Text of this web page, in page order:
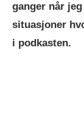
ganger når
situasjoner
i podkasten.